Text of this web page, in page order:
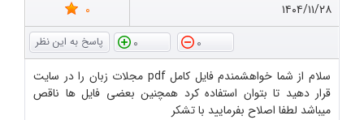
۱۴۰۴/۱۱/۲۸
0
0
0
سلام از شما خواهشمندم فایل کامل pdf مجلات زبان را در سایت
قرار دهید تا بتوان استفاده کرد همچنین بعضی فایل ها ناقص
میباشد لطفا اصلاح بفرمایید با تشکر